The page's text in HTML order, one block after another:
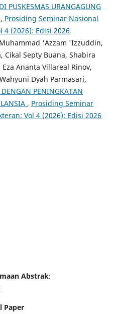
PUSKESMAS URANGAGUNG
, Prosiding Seminar Nasional
4 (2026): Edisi 2026
'Azzam 'Izzuddin,
Cikal Septy Buana, Shabira
Ananta Villareal Rinov,
Dyah Parmasari,
PENINGKATAN
, Prosiding Seminar
Vol 4 (2026): Edisi 2026
Abstrak:
Paper